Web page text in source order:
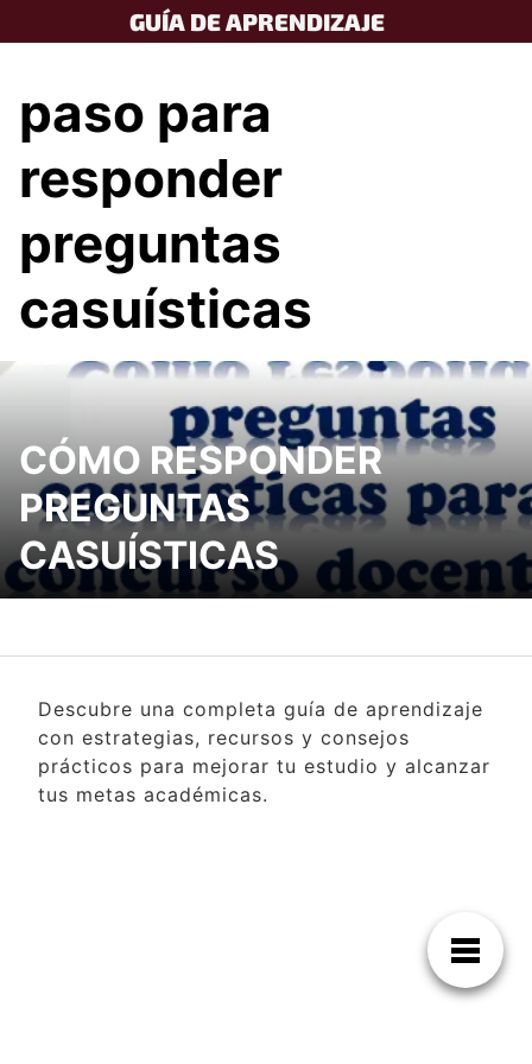
to
GUÍA DE APRENDIZAJE
paso para
responder
preguntas
casuísticas
CÓMO RESPONDER
PREGUNTAS
CASUÍSTICAS
Descubre una completa guía de aprendizaje
con estrategias, recursos y consejos
prácticos para mejorar tu estudio y alcanzar
tus metas académicas.